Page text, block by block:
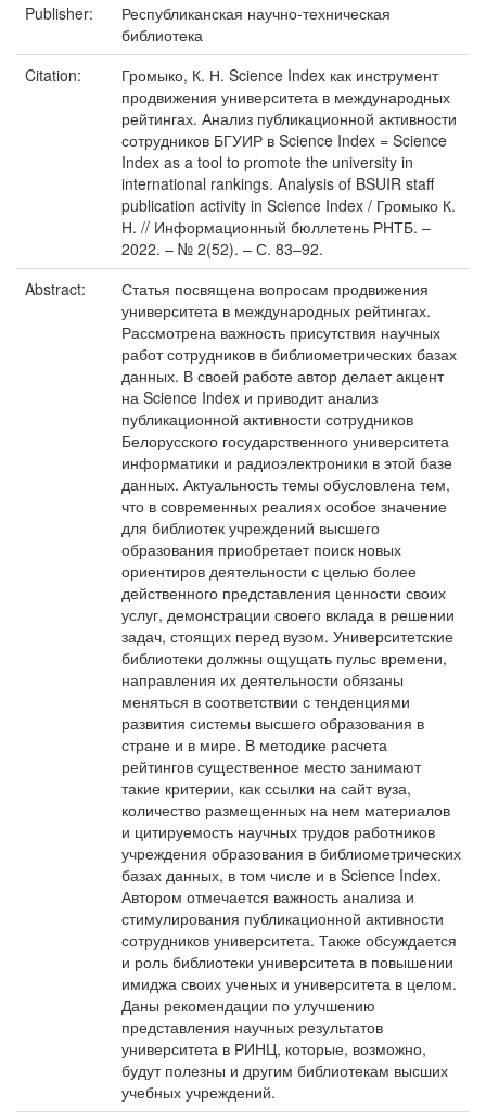
Publisher:
Республиканская научно-техническая
библиотека
Citation:
Громыко, К. Н. Science Index как инструмент
продвижения университета в международных
рейтингах. Анализ публикационной активности
сотрудников БГУИР в Science Index = Science
Index as a tool to promote the university in
international rankings. Analysis of BSUIR staff
publication activity in Science Index / Громыко К.
Н. // Информационный бюллетень РНТБ. –
2022. – № 2(52). – С. 83–92.
Abstract:
Статья посвящена вопросам продвижения
университета в международных рейтингах.
Рассмотрена важность присутствия научных
работ сотрудников в библиометрических базах
данных. В своей работе автор делает акцент
на Science Index и приводит анализ
публикационной активности сотрудников
Белорусского государственного университета
информатики и радиоэлектроники в этой базе
данных. Актуальность темы обусловлена тем,
что в современных реалиях особое значение
для библиотек учреждений высшего
образования приобретает поиск новых
ориентиров деятельности с целью более
действенного представления ценности своих
услуг, демонстрации своего вклада в решении
задач, стоящих перед вузом. Университетские
библиотеки должны ощущать пульс времени,
направления их деятельности обязаны
меняться в соответствии с тенденциями
развития системы высшего образования в
стране и в мире. В методике расчета
рейтингов существенное место занимают
такие критерии, как ссылки на сайт вуза,
количество размещенных на нем материалов
и цитируемость научных трудов работников
учреждения образования в библиометрических
базах данных, в том числе и в Science Index.
Автором отмечается важность анализа и
стимулирования публикационной активности
сотрудников университета. Также обсуждается
и роль библиотеки университета в повышении
имиджа своих ученых и университета в целом.
Даны рекомендации по улучшению
представления научных результатов
университета в РИНЦ, которые, возможно,
будут полезны и другим библиотекам высших
учебных учреждений.